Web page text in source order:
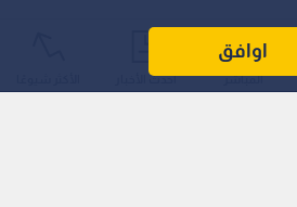
اوافق
المباشر أحدث الأخبار